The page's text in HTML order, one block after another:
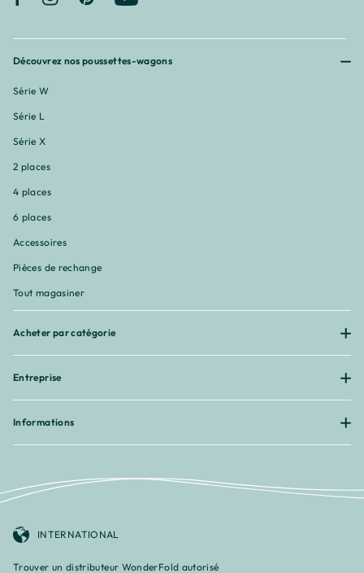
Découvrez nos poussettes-wagons
Série W
Série L
Série X
2 places
4 places
6 places
Accessoires
Pièces de rechange
Tout magasiner
Acheter par catégorie
Entreprise
Informations
INTERNATIONAL
Trouver un distributeur WonderFold autorisé